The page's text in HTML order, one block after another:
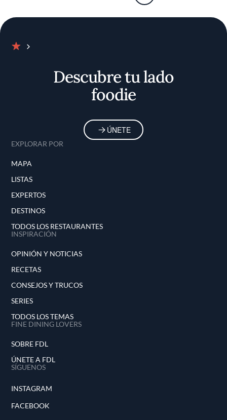
Descubre tu lado
foodie
ÚNETE
EXPLORAR POR
MAPA
LISTAS
EXPERTOS
DESTINOS
TODOS LOS RESTAURANTES
INSPIRACIÓN
OPINIÓN Y NOTICIAS
RECETAS
CONSEJOS Y TRUCOS
SERIES
TODOS LOS TEMAS
FINE DINING LOVERS
SOBRE FDL
ÚNETE A FDL
SÍGUENOS
INSTAGRAM
FACEBOOK